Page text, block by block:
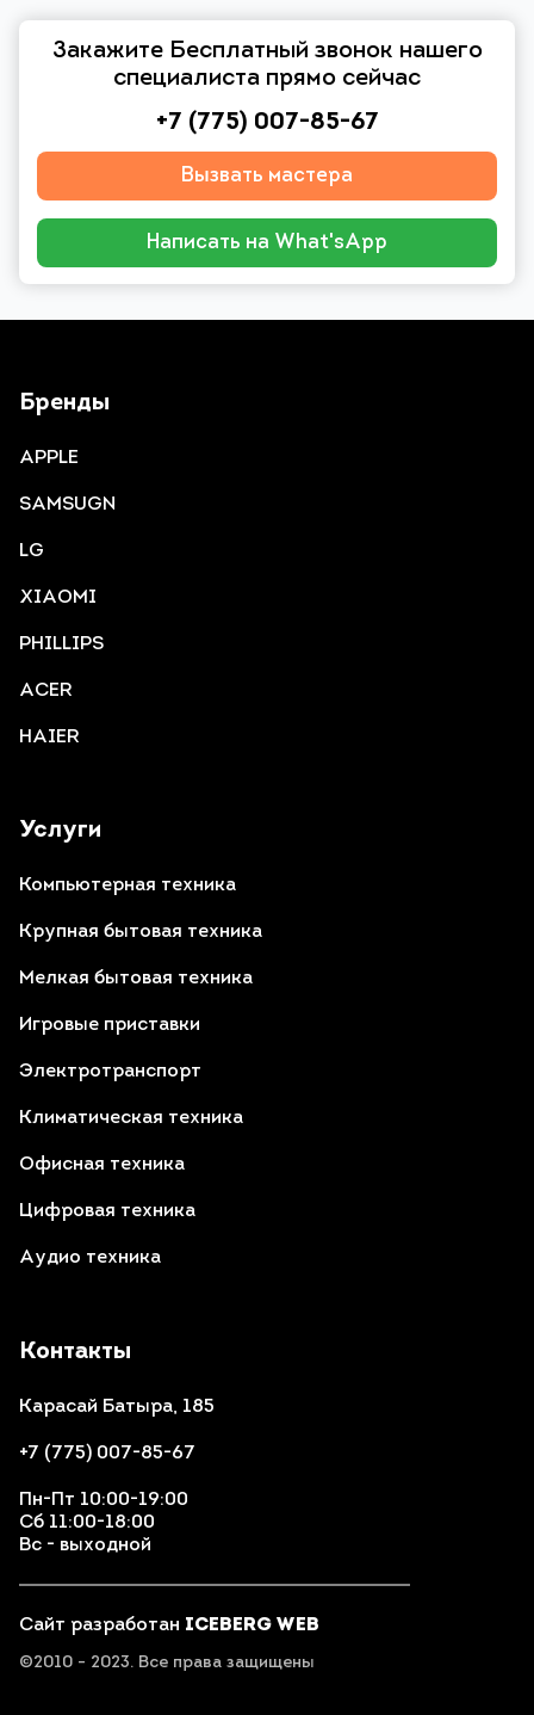
Закажите Бесплатный звонок нашего
специалиста прямо сейчас
+7 (775) 007-85-67
Вызвать мастера
Написать на What'sApp
Контакты
Карасай Батыра, 185
+7 (775) 007-85-67
Пн-Пт 10:00-19:00
Сб 11:00-18:00
Вс - выходной
Сайт разработан ICEBERG WEB
©2010 - 2023. Все права защищены
Услуги
Компьютерная техника
Крупная бытовая техника
Мелкая бытовая техника
Игровые приставки
Электротранспорт
Климатическая техника
Офисная техника
Цифровая техника
Аудио техника
Бренды
APPLE
SAMSUGN
LG
XIAOMI
PHILLIPS
ACER
HAIER